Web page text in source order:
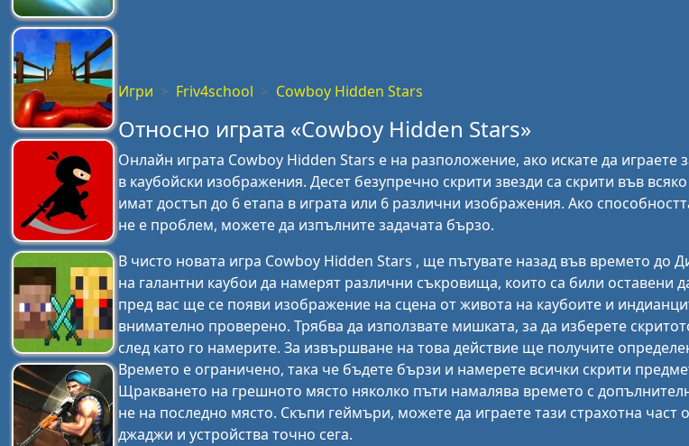
Игри Friv4school Cowboy Hidden Stars
Относно играта «Cowboy Hidden Stars»
Онлайн играта Cowboy Hidden Stars е на разположение, ако искате да играете
в каубойски изображения. Десет безупречно скрити звезди са скрити във
имат достъп до 6 етапа в играта или 6 различни изображения. Ако
не е проблем, можете да изпълните задачата бързо.
В чисто новата игра Cowboy Hidden Stars , ще пътувате назад във времето до
на галантни каубои да намерят различни съкровища, които са били оставени
пред вас ще се появи изображение на сцена от живота на каубоите и
внимателно проверено. Трябва да използвате мишката, за да изберете
след като го намерите. За извършване на това действие ще получите
Времето е ограничено, така че бъдете бързи и намерете всички скрити
Щракването на грешното място няколко пъти намалява времето с
не на последно място. Скъпи геймъри, можете да играете тази страхотна част
джаджи и устройства точно сега.